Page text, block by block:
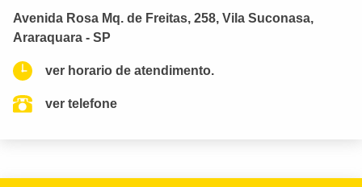
Avenida Rosa Mq. de Freitas, 258, Vila Suconasa,
Araraquara - SP
ver horario de atendimento.
ver telefone